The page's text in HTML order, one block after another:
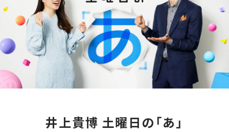
井上貴博 土曜日の「あ」